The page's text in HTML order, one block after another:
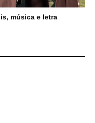
música e letra